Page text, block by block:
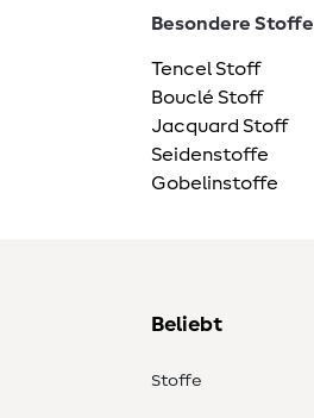
Besondere Stoffe
Tencel Stoff
Bouclé Stoff
Jacquard Stoff
Seidenstoffe
Gobelinstoffe
Beliebt
Stoffe